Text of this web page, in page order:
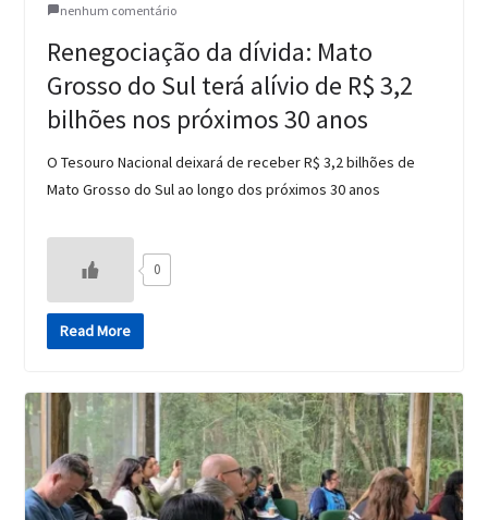
nenhum comentário
Renegociação da dívida: Mato
Grosso do Sul terá alívio de R$ 3,2
bilhões nos próximos 30 anos
O Tesouro Nacional deixará de receber R$ 3,2 bilhões de
Mato Grosso do Sul ao longo dos próximos 30 anos
0
Read More